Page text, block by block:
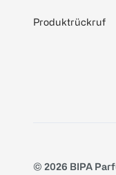
Produktrückruf
© 2026 BIPA